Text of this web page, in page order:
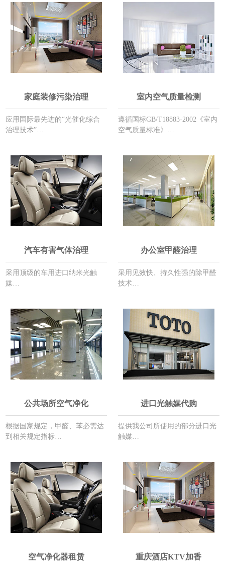
家庭装修污染治理
应用国际最先进的“光催化综合
治理技术”…
室内空气质量检测
遵循国标GB/T18883-2002《室内
空气质量标准》…
汽车有害气体治理
采用顶级的车用进口纳米光触
媒…
办公室甲醛治理
采用见效快、持久性强的除甲醛
技术…
公共场所空气净化
根据国家规定，甲醛、苯必需达
到相关规定指标…
进口光触媒代购
提供我公司所使用的部分进口光
触媒…
空气净化器租赁 重庆酒店KTV加香